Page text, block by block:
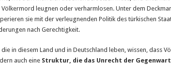
Völkermord leugnen oder verharmlosen. Unter dem
sie mit der verleugnenden Politik des türkischen
nach Gerechtigkeit.
die in diesem Land und in Deutschland leben, wissen, dass
auch eine Struktur, die das Unrecht der Gegenwart